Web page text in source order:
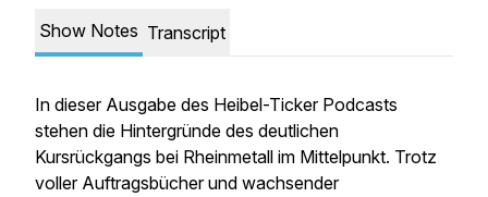
Show Notes Transcript
In dieser Ausgabe des Heibel-Ticker Podcasts
stehen die Hintergründe des deutlichen
Kursrückgangs bei Rheinmetall im Mittelpunkt. Trotz
voller Auftragsbücher und wachsender